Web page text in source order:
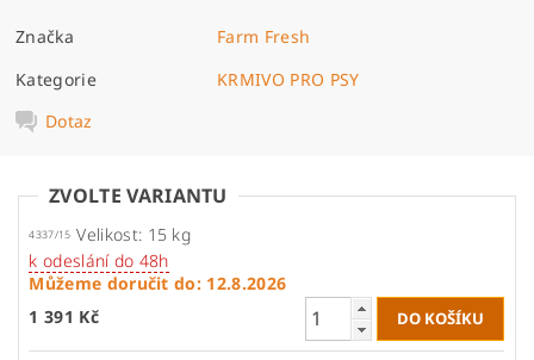
Značka
Farm Fresh
Kategorie
KRMIVO PRO PSY
Dotaz
ZVOLTE VARIANTU
4337/15 Velikost: 15 kg
k odeslání do 48h
Můžeme doručit do: 12.8.2026
1 391 Kč